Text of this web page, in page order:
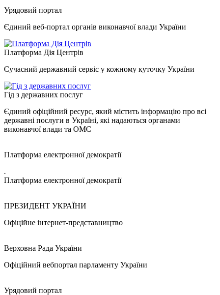
Урядовий портал
Єдиний веб-портал органів виконавчої влади України
Платформа Дія Центрів
Сучасний державний сервіс у кожному куточку України
Гід з державних послуг
Єдиний офіційний ресурс, який містить інформацію про всі
державні послуги в Україні, які надаються органами
виконавчої влади та ОМС
Платформа електронної демократії
.
Платформа електронної демократії
ПРЕЗИДЕНТ УКРАЇНИ
Офіційне інтернет-представництво
Верховна Рада України
Офіційний вебпортал парламенту України
Урядовий портал